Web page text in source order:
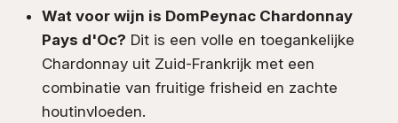
Wat voor wijn is DomPeynac Chardonnay
Pays d'Oc? Dit is een volle en toegankelijke
Chardonnay uit Zuid-Frankrijk met een
combinatie van fruitige frisheid en zachte
houtinvloeden.